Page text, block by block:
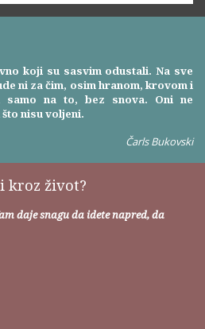
koji su sasvim odustali. Na sve
ni za čim, osim hranom, krovom i
samo na to, bez snova. Oni ne
nisu voljeni.
Čarls Bukovski
kroz život?
daje snagu da idete napred, da